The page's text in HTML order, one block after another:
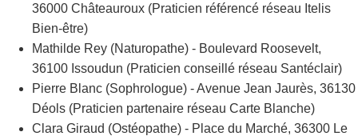
36000 Châteauroux (Praticien référencé réseau Itelis
Bien-être)
Mathilde Rey (Naturopathe) - Boulevard Roosevelt,
36100 Issoudun (Praticien conseillé réseau Santéclair)
Pierre Blanc (Sophrologue) - Avenue Jean Jaurès, 36130
Déols (Praticien partenaire réseau Carte Blanche)
Clara Giraud (Ostéopathe) - Place du Marché, 36300 Le